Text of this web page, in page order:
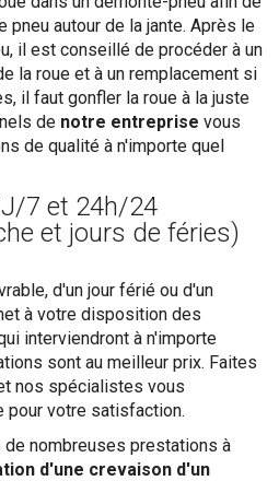
pneu autour de la jante. Après le
il est conseillé de procéder à un
la roue et à un remplacement si
il faut gonfler la roue à la juste
de notre entreprise vous
de qualité à n'importe quel
7 et 24h/24
et jours de féries)
d'un jour férié ou d'un
à votre disposition des
interviendront à n'importe
sont au meilleur prix. Faites
nos spécialistes vous
pour votre satisfaction.
nombreuses prestations à
d'une crevaison d'un